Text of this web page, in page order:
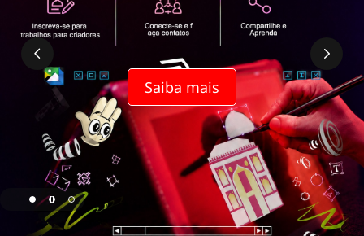
Saiba mais